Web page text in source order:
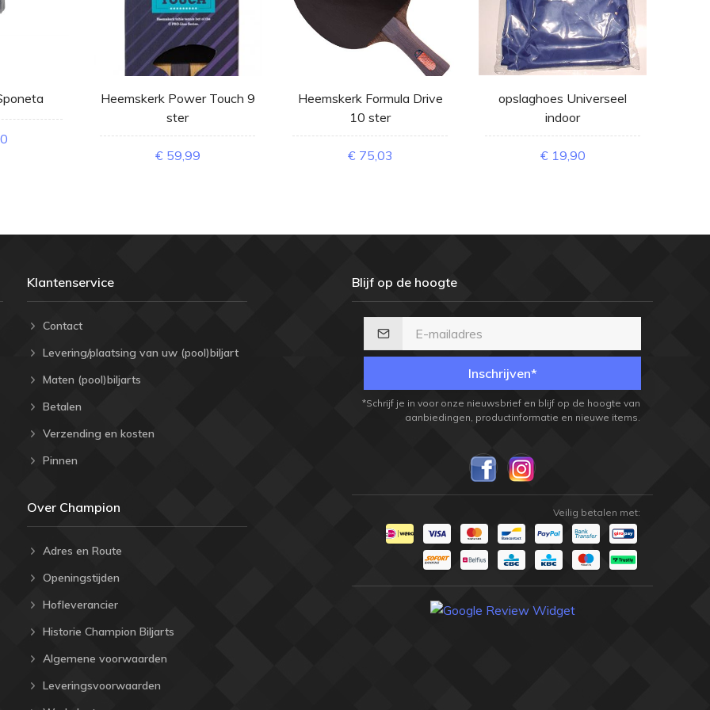
Heemskerk Power Touch 9
ster
€ 59,99
Heemskerk Formula Drive
10 ster
€ 75,03
opslaghoes Universeel
indoor
€ 19,90
Klantenservice
Contact
Levering/plaatsing van uw (pool)biljart
Maten (pool)biljarts
Betalen
Verzending en kosten
Pinnen
Over Champion
Adres en Route
Openingstijden
Hofleverancier
Historie Champion Biljarts
Algemene voorwaarden
Leveringsvoorwaarden
Blijf op de hoogte
Inschrijven*
*Schrijf je in voor onze nieuwsbrief en blijf op de hoogte van
aanbiedingen, productinformatie en nieuwe items.
Veilig betalen met: